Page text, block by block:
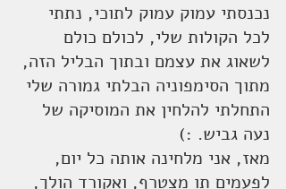
נכנסתי עמוק עמוק לתוכי, נתתי
לכל הקולות שלי, לכולם כולם
לשאוג את עצמם ובתוך הבליל הזה,
מתוך הסימפוניה הבלתי גמורה שלי
התחלתי להלחין את המוסיקה של
נעה גביש. :)
מאז, אני מלחינה אותה כל יום,
לפעמים תו מצטרף, ואקורד הולך,